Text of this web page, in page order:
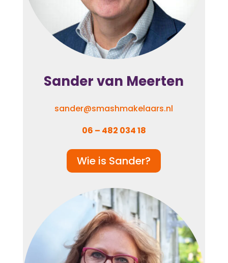
Sander van Meerten
sander@smashmakelaars.nl
06 – 482 034 18
Wie is Sander?